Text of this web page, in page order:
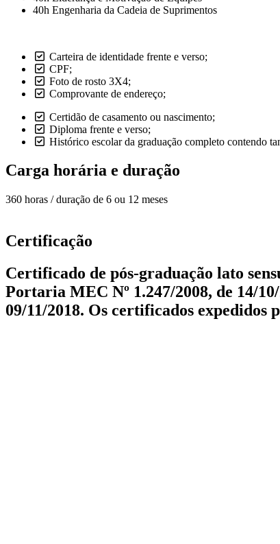
40h Engenharia da Cadeia de Suprimentos
Carteira de identidade frente e verso;
CPF;
Foto de rosto 3X4;
Comprovante de endereço;
Certidão de casamento ou nascimento;
Diploma frente e verso;
Histórico escolar da graduação completo contendo
Carga horária e duração
360 horas / duração de 6 ou 12 meses
Certificação
Certificado de pós-graduação lato
Portaria MEC Nº 1.247/2008, de 14/
09/11/2018. Os certificados